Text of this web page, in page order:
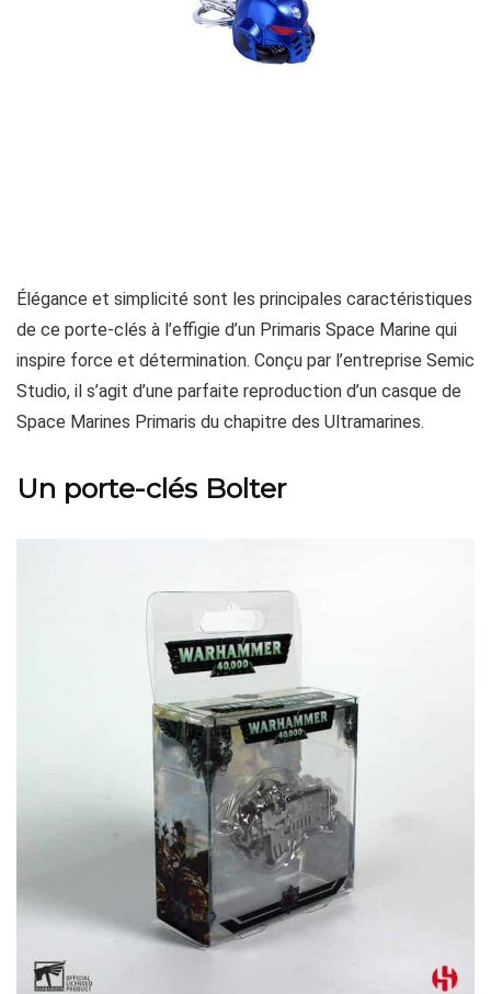
Élégance et simplicité sont les principales caractéristiques
de ce porte-clés à l’effigie d’un Primaris Space Marine qui
inspire force et détermination. Conçu par l’entreprise Semic
Studio, il s’agit d’une parfaite reproduction d’un casque de
Space Marines Primaris du chapitre des Ultramarines.
Un porte-clés Bolter